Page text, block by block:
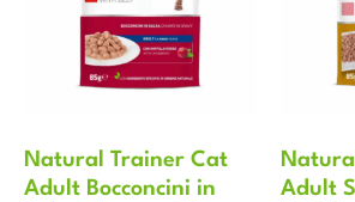
Natural Trainer Cat
Adult Bocconcini in
Adult